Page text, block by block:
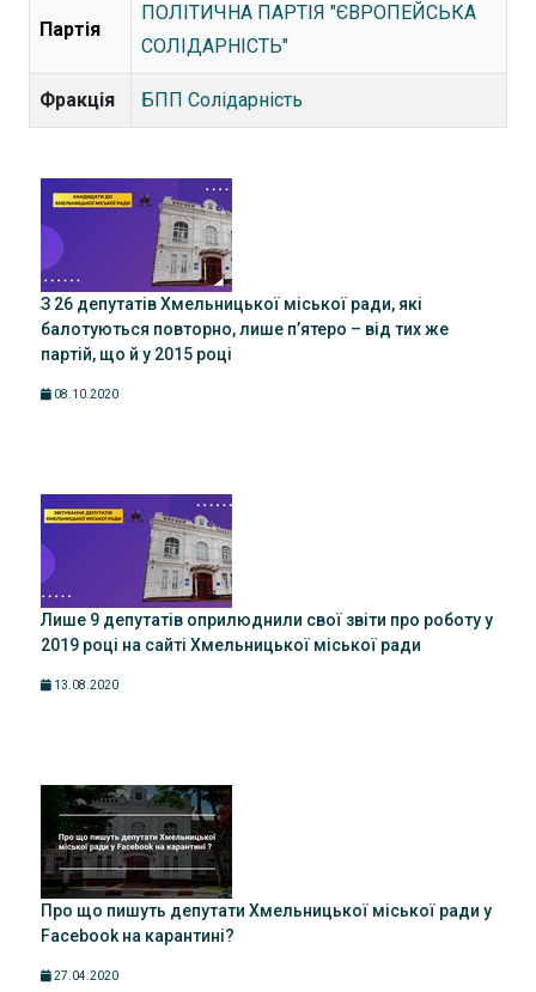
Партія
ПОЛІТИЧНА ПАРТІЯ "ЄВРОПЕЙСЬКА
СОЛІДАРНІСТЬ"
Фракція БПП Солідарність
З 26 депутатів Хмельницької міської ради, які
балотуються повторно, лише п’ятеро – від тих же
партій, що й у 2015 році
08.10.2020
Лише 9 депутатів оприлюднили свої звіти про роботу у
2019 році на сайті Хмельницької міської ради
13.08.2020
Про що пишуть депутати Хмельницької міської ради у
Facebook на карантині?
27.04.2020